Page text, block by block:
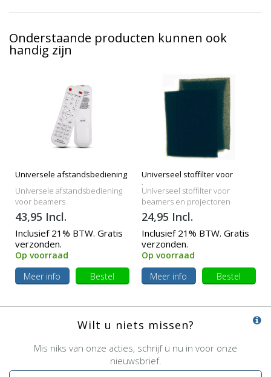
Onderstaande producten kunnen ook
handig zijn
Universele afstandsbediening
Universele afstandsbediening
voor beamers
43,95 Incl.
Inclusief 21% BTW. Gratis
verzonden.
Op voorraad
Meer info
Bestel
Universeel stoffilter voor
beamers
Universeel stoffilter voor
beamers en projectoren
24,95 Incl.
Inclusief 21% BTW. Gratis
verzonden.
Op voorraad
Meer info
Bestel
Wilt u niets missen?
Mis niks van onze acties, schrijf u nu in voor onze
nieuwsbrief.